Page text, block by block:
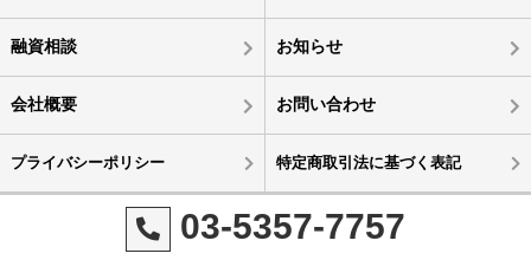
融資相談 お知らせ
会社概要 お問い合わせ
プライバシーポリシー 特定商取引法に基づく表記
03-5357-7757